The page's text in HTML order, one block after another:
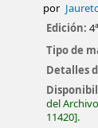
por
Edición:
Tipo de
Detalles
del
11420 .